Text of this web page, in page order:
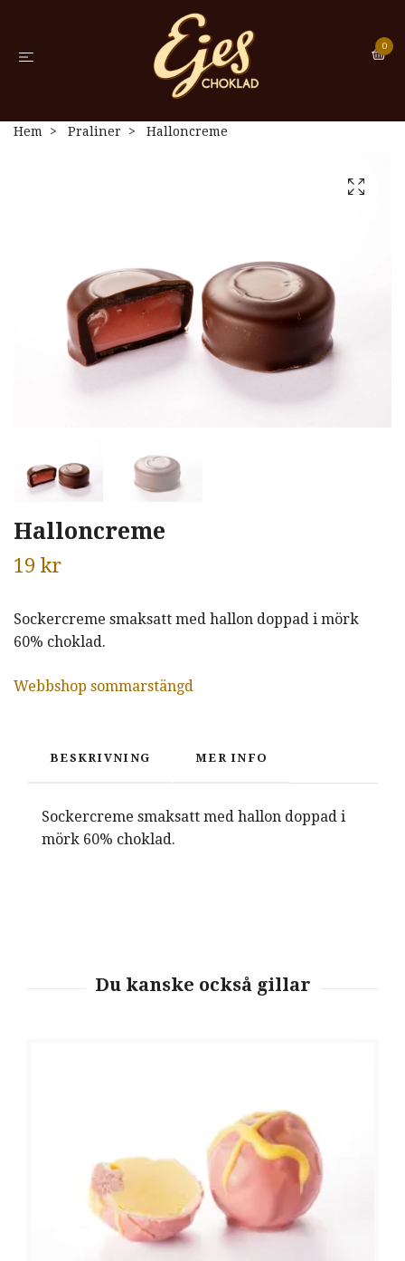
0
Hem Praliner Halloncreme
Halloncreme
19 kr
Sockercreme smaksatt med hallon doppad i mörk
60% choklad.
Webbshop sommarstängd
BESKRIVNING MER INFO
Sockercreme smaksatt med hallon doppad i
mörk 60% choklad.